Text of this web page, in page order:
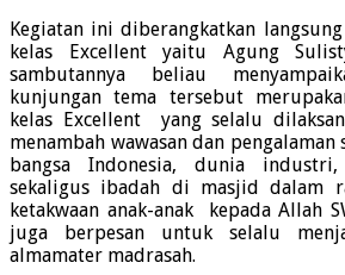
Kegiatan ini diberangkatkan
kelas Excellent yaitu Agung
sambutannya beliau
kunjungan tema tersebut
kelas Excellent yang selalu
menambah wawasan dan pengalaman
bangsa Indonesia, dunia
sekaligus ibadah di masjid dalam
ketakwaan anak-anak kepada Allah
juga berpesan untuk selalu
almamater madrasah.